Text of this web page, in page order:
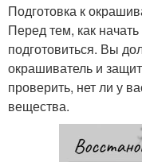
Подготовка к
Перед тем, как
подготовиться. Вы
окрашиватель и
проверить, нет ли у
вещества.